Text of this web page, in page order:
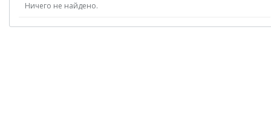
Ничего не найдено.